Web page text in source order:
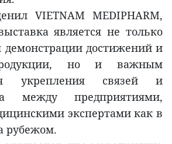
VIETNAM MEDIPHARM,
является не только
демонстрации достижений и
но и важным
укрепления связей и
между предприятиями,
экспертами как в
рубежом.